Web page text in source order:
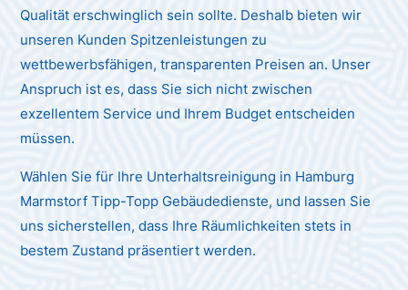
Qualität erschwinglich sein sollte. Deshalb bieten wir
unseren Kunden Spitzenleistungen zu
wettbewerbsfähigen, transparenten Preisen an. Unser
Anspruch ist es, dass Sie sich nicht zwischen
exzellentem Service und Ihrem Budget entscheiden
müssen.
Wählen Sie für Ihre Unterhaltsreinigung in Hamburg
Marmstorf Tipp-Topp Gebäudedienste, und lassen Sie
uns sicherstellen, dass Ihre Räumlichkeiten stets in
bestem Zustand präsentiert werden.